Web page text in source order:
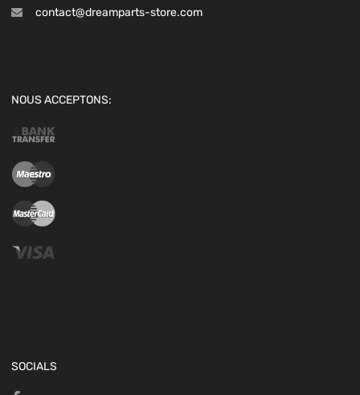
contact@dreamparts-store.com
NOUS ACCEPTONS:
SOCIALS